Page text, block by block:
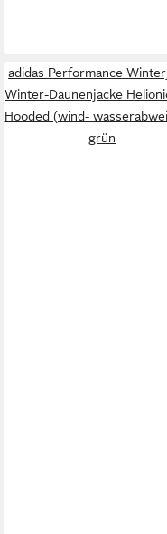
adidas Performance
Winter-Daunenjacke
Hooded (wind-
grün